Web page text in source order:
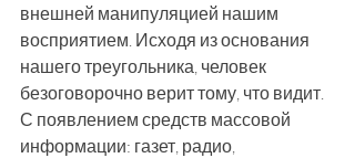
внешней манипуляцией нашим
восприятием. Исходя из основания
нашего треугольника, человек
безоговорочно верит тому, что видит.
С появлением средств массовой
информации: газет, радио,